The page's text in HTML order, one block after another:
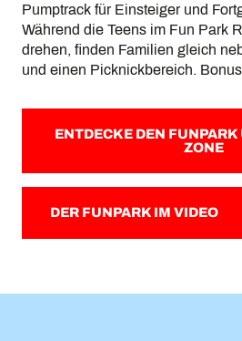
Pumptrack für Einsteiger und
Während die Teens im Fun Park
drehen, finden Familien gleich
und einen Picknickbereich.
ENTDECKE DEN FUNPARK
ZONE
DER FUNPARK IM VIDEO